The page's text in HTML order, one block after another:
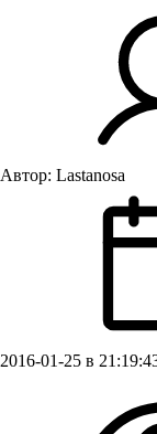
Автор: Lastanosa
2016-01-25 в